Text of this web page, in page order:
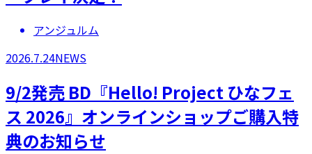
アンジュルム
2026.7.24NEWS
9/2発売 BD『Hello! Project ひなフェ
ス 2026』オンラインショップご購入特
典のお知らせ